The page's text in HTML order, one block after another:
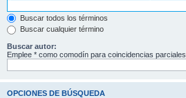
Buscar todos los términos
Buscar cualquier término
Buscar autor:
Emplee * como comodín para coincidencias parciales.
OPCIONES DE BÚSQUEDA